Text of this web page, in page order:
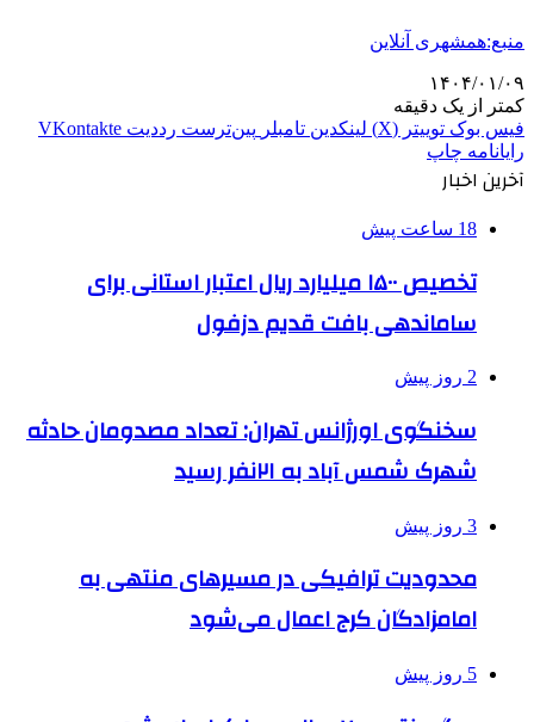
منبع:همشهری آنلاین
۱۴۰۴/۰۱/۰۹
کمتر از یک دقیقه
فیس بوک توییتر (X) لینکدین ‫تامبلر ‫پین‌ترست ‫رددیت ‫VKontakte
رایانامه چاپ
آخرین اخبار
18 ساعت پیش
تخصیص ۱۵۰۰ میلیارد ریال اعتبار استانی برای
ساماندهی بافت قدیم دزفول
2 روز پیش
سخنگوی اورژانس تهران: تعداد مصدومان حادثه
شهرک شمس آباد به ۲۱نفر رسید
3 روز پیش
محدودیت ترافیکی در مسیرهای منتهی به
امامزادگان کرج اعمال می‌شود
5 روز پیش